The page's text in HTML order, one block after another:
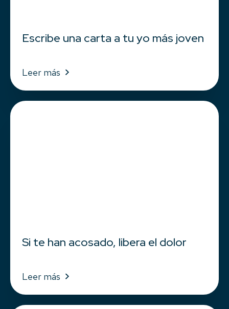
Escribe una carta a tu yo más joven
Leer más
Si te han acosado, libera el dolor
Leer más